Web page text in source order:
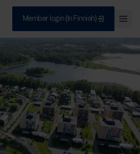
Member login (In Finnish)